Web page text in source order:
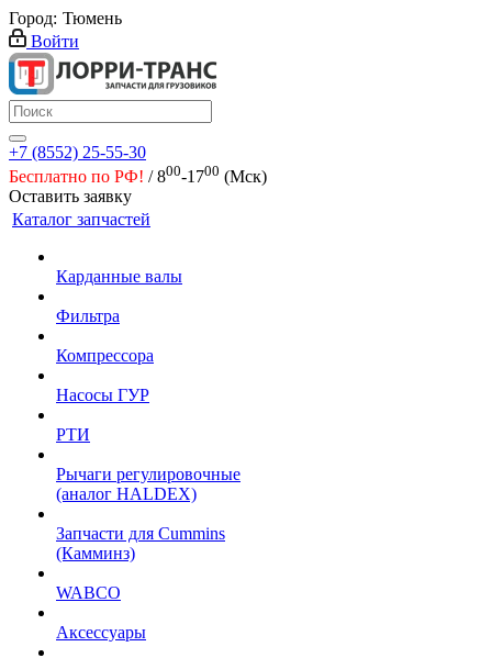
Город: Тюмень
Войти
+7 (8552) 25-55-30
Бесплатно по РФ! / 800-1700 (Мск)
Оставить заявку
Каталог запчастей
Карданные валы
Фильтра
Компрессора
Насосы ГУР
РТИ
Рычаги регулировочные
(аналог HALDEX)
Запчасти для Cummins
(Камминз)
WABCO
Аксессуары